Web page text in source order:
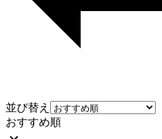
並び替え
おすすめ順